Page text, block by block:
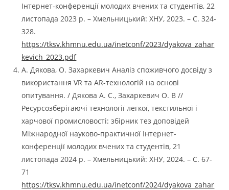
Інтернет-конференції молодих вчених та студентів, 22
листопада 2023 р. – Хмельницький: ХНУ, 2023. – С. 324-
328.
https://tksv.khmnu.edu.ua/inetconf/2023/dyakova_zahar
kevich_2023.pdf
А. Дякова, О. Захаркевич Аналіз споживчого досвіду з
використання VR та AR-технологій на основі
опитування. / Дякова А. С., Захаркевич О. В //
Ресурсозберігаючі технології легкої, текстильної і
харчової промисловості: збірник тез доповідей
Міжнародної науково-практичної Інтернет-
конференції молодих вчених та студентів, 21
листопада 2024 р. – Хмельницький: ХНУ, 2024. – С. 67-
71
https://tksv.khmnu.edu.ua/inetconf/2024/dyakova_zahar